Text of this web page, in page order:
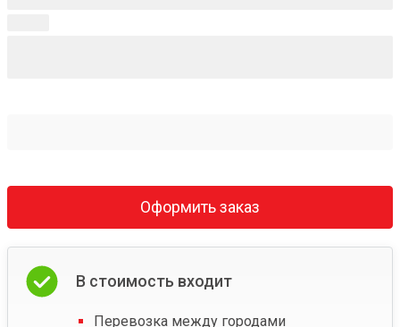
Оформить заказ
В стоимость входит
Перевозка между городами